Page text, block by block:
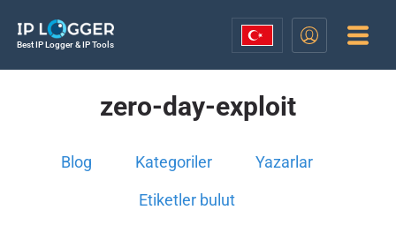
Best IP Logger & IP Tools
zero-day-exploit
Blog Kategoriler Yazarlar
Etiketler bulut